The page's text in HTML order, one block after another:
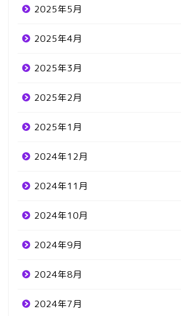
2025年5月
2025年4月
2025年3月
2025年2月
2025年1月
2024年12月
2024年11月
2024年10月
2024年9月
2024年8月
2024年7月